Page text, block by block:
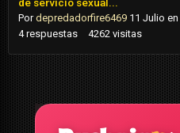
de servicio sexual...
Pordepredadorfire6469 11 Julio en
4 respuestas 4262 visitas